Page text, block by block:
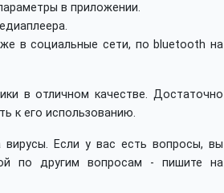
в приложении.
в социальные сети, по bluetooth на
в отличном качестве. Достаточно
к его использованию.
Если у вас есть вопросы, вы
по другим вопросам - пишите на